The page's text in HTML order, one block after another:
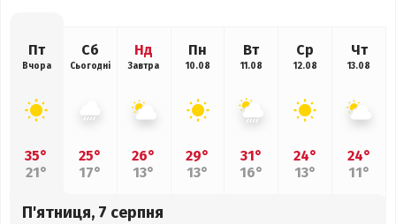
Пт
Вчора
35°
21°
Сб
Сьогодні
25°
17°
Нд
Завтра
26°
13°
Пн
10.08
29°
13°
Вт
11.08
31°
16°
Ср
12.08
24°
13°
Чт
13.08
24°
11°
П'ятниця, 7 серпня